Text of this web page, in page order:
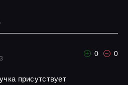
0 0
присутствует